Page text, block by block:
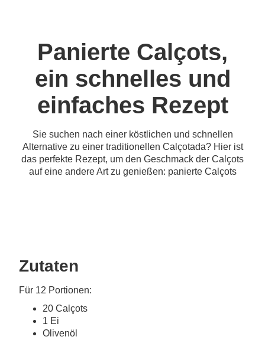
Panierte Calçots,
ein schnelles und
einfaches Rezept
Sie suchen nach einer köstlichen und schnellen
Alternative zu einer traditionellen Calçotada? Hier ist
das perfekte Rezept, um den Geschmack der Calçots
auf eine andere Art zu genießen: panierte Calçots
Zutaten
Für 12 Portionen:
20 Calçots
1 Ei
Olivenöl